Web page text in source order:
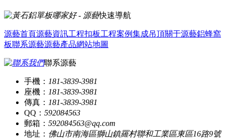
快速導航
源藝首頁源藝資訊工程扣板工程案例集成吊頂關于源藝鋁蜂窩
板聯系源藝源藝產品網站地圖
聯系源藝
手機： 181-3839-3981
座機： 181-3839-3981
傳真： 181-3839-3981
QQ： 592084563
郵箱： 592084563@qq.com
地址： 佛山市南海區獅山鎮羅村聯和工業區東區16路9號